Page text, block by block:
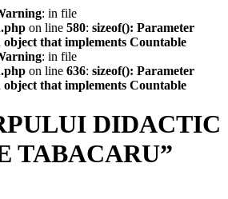
: in file
on line 580: sizeof(): Parameter
that implements Countable
: in file
on line 636: sizeof(): Parameter
that implements Countable
DIDACTIC
TABACARU”